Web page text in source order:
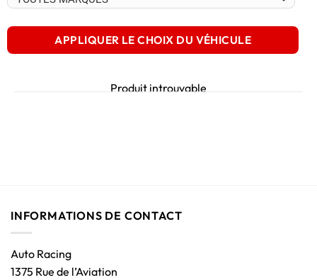
APPLIQUER LE CHOIX DU VÉHICULE
Produit introuvable
INFORMATIONS DE CONTACT
Auto Racing
1375 Rue de l’Aviation